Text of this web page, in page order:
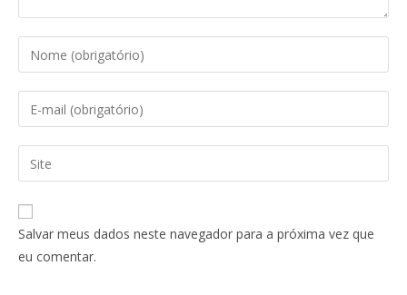
Salvar meus dados neste navegador para a próxima vez que
eu comentar.